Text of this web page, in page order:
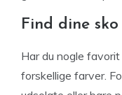
Find dine
Har du nogle
forskellige farver.